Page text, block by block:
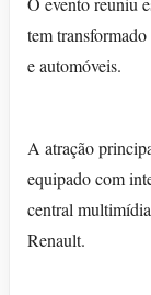
tem
e automóveis.
A atração
equipado com
central
Renault.